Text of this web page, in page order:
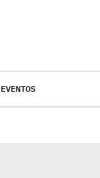
EVENTOS